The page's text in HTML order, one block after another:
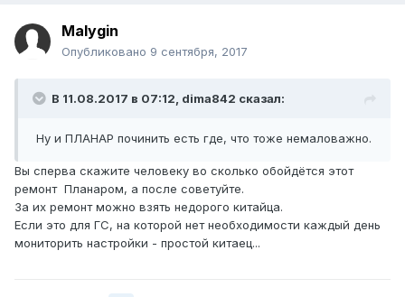
Malygin
Опубликовано 9 сентября, 2017
В 11.08.2017 в 07:12, dima842 сказал:
Ну и ПЛАНАР починить есть где, что тоже немаловажно.
Вы сперва скажите человеку во сколько обойдётся этот
ремонт Планаром, а после советуйте.
За их ремонт можно взять недорого китайца.
Если это для ГС, на которой нет необходимости каждый день
мониторить настройки - простой китаец...